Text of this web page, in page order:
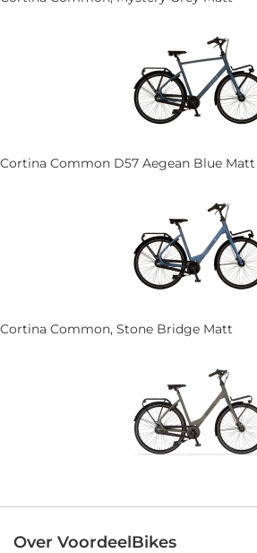
Cortina Common D57 Aegean Blue
Cortina Common, Stone Bridge Matt
Over VoordeelBikes